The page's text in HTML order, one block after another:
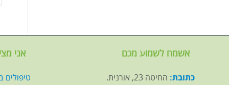
אני
טיפולים
אשמח לשמוע מכם
כתובת: החיטה 23, אורנית.